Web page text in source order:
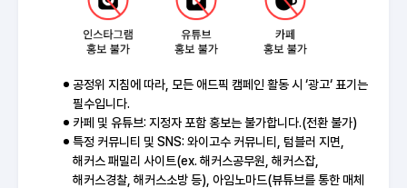
공정위 지침에 따라, 모든 애드픽 캠페인 활동 시 ‘광고‘ 표기는
필수입니다.
카페 및 유튜브: 지정자 포함 홍보는 불가합니다.(전환 불가)
특정 커뮤니티 및 SNS: 와이고수 커뮤니티, 텀블러 지면,
해커스 패밀리 사이트(ex. 해커스공무원, 해커스잡,
해커스경찰, 해커스소방 등), 아임노마드(뷰튜브를 통한 매체